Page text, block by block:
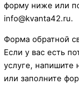
форму ниже или
info@kvanta42.ru.
Форма обратной
Если у вас есть
услуге, напишите
или заполните